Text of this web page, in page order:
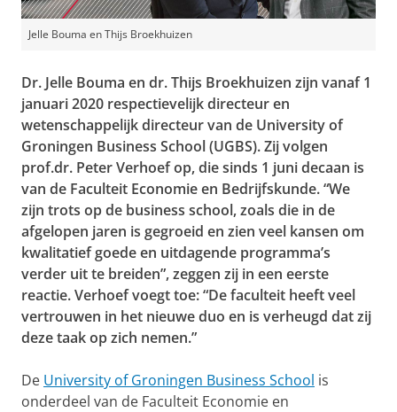
Jelle Bouma en Thijs Broekhuizen
Dr. Jelle Bouma en dr. Thijs Broekhuizen zijn vanaf 1
januari 2020 respectievelijk directeur en
wetenschappelijk directeur van de University of
Groningen Business School (UGBS). Zij volgen
prof.dr. Peter Verhoef op, die sinds 1 juni decaan is
van de Faculteit Economie en Bedrijfskunde. “We
zijn trots op de business school, zoals die in de
afgelopen jaren is gegroeid en zien veel kansen om
kwalitatief goede en uitdagende programma’s
verder uit te breiden”, zeggen zij in een eerste
reactie. Verhoef voegt toe: “De faculteit heeft veel
vertrouwen in het nieuwe duo en is verheugd dat zij
deze taak op zich nemen.”
De University of Groningen Business School is
onderdeel van de Faculteit Economie en